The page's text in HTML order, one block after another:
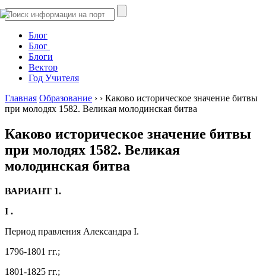
Блог
Блог
Блоги
Вектор
Год Учителя
Главная Образование › › Каково историческое значение битвы
при молодях 1582. Великая молодинская битва
Каково историческое значение битвы
при молодях 1582. Великая
молодинская битва
ВАРИАНТ 1.
I .
Период правления Александра I.
1796-1801 гг.;
1801-1825 гг.;